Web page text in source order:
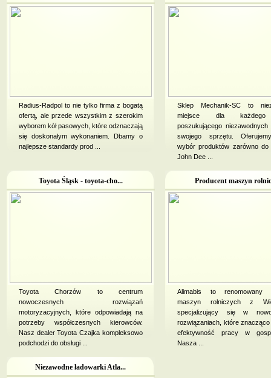
Radius-Radpol to nie tylko firma z bogatą
ofertą, ale przede wszystkim z szerokim
wyborem kół pasowych, które odznaczają
się doskonałym wykonaniem. Dbamy o
najlepsze standardy prod ...
Sklep Mechanik-SC to
miejsce dla każdego
poszukującego
swojego sprzętu.
wybór produktów zarówno do
John Dee ...
Toyota Śląsk - toyota-cho...
Toyota Chorzów to centrum
nowoczesnych rozwiązań
motoryzacyjnych, które odpowiadają na
potrzeby współczesnych kierowców.
Nasz dealer Toyota Czajka kompleksowo
podchodzi do obsługi ...
Producent maszyn
Alimabis to renomowany
maszyn rolniczych z
specjalizujący się w
rozwiązaniach, które
efektywność pracy w
Nasza ...
Niezawodne ładowarki Atla...